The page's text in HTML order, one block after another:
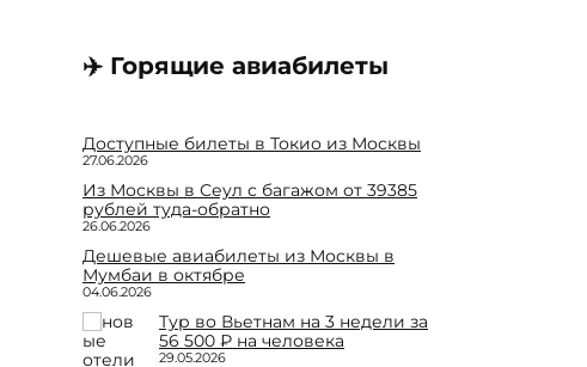
✈️ Горящие авиабилеты
Доступные билеты в Токио из Москвы
27.06.2026
Из Москвы в Сеул с багажом от 39385
рублей туда-обратно
26.06.2026
Дешевые авиабилеты из Москвы в
Мумбаи в октябре
04.06.2026
Тур во Вьетнам на 3 недели за
56 500 ₽ на человека
29.05.2026